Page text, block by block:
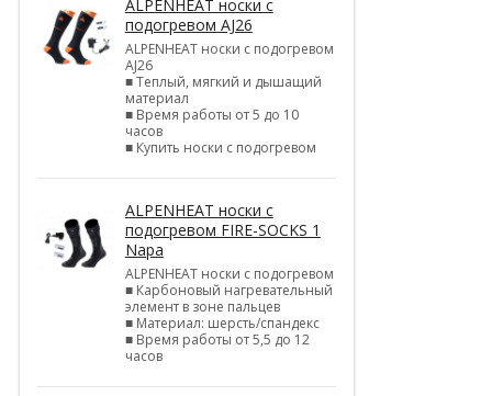
ALPENHEAT носки с
подогревом AJ26
ALPENHEAT носки с подогревом
AJ26
■ Теплый, мягкий и дышащий
материал
■ Время работы от 5 до 10
часов
■ Купить носки с подогревом
ALPENHEAT носки с
подогревом FIRE-SOCKS 1
Napa
ALPENHEAT носки с подогревом
■ Карбоновый нагревательный
элемент в зоне пальцев
■ Материал: шерсть/спандекс
■ Время работы от 5,5 до 12
часов